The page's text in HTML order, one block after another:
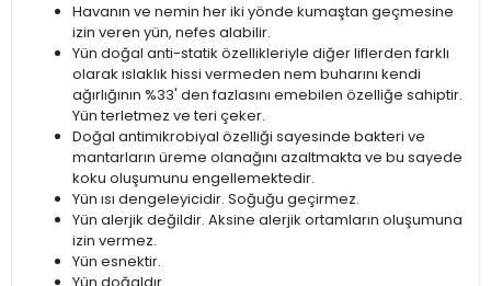
Havanın ve nemin her iki yönde kumaştan geçmesine
izin veren yün, nefes alabilir.
Yün doğal anti-statik özellikleriyle diğer liflerden farklı
olarak ıslaklık hissi vermeden nem buharını kendi
ağırlığının %33' den fazlasını emebilen özelliğe sahiptir.
Yün terletmez ve teri çeker.
Doğal antimikrobiyal özelliği sayesinde bakteri ve
mantarların üreme olanağını azaltmakta ve bu sayede
koku oluşumunu engellemektedir.
Yün ısı dengeleyicidir. Soğuğu geçirmez.
Yün alerjik değildir. Aksine alerjik ortamların oluşumuna
izin vermez.
Yün esnektir.